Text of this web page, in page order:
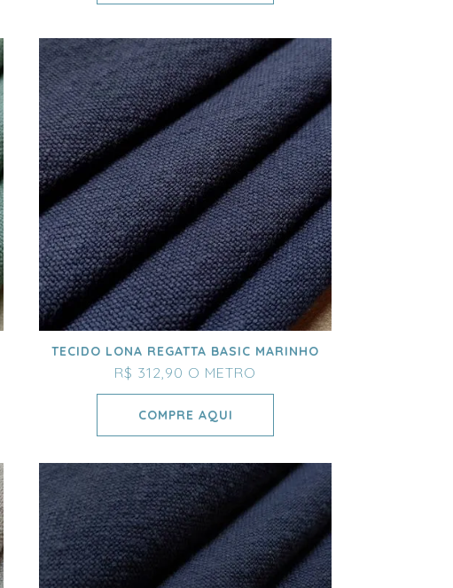
TECIDO LONA REGATTA BASIC MARINHO
R$ 312,90 O METRO
COMPRE AQUI